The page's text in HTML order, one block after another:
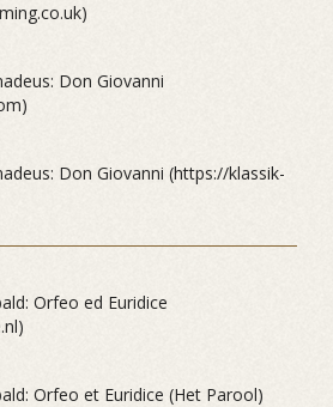
Don Giovanni
Don Giovanni (https://klassik-
Orfeo ed Euridice
Orfeo et Euridice (Het Parool)